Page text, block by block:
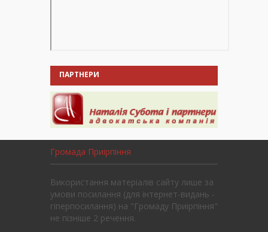
ПАРТНЕРИ
Громада Приірпіння
Використання матеріалів сайту лише за
умови посилання (для інтернет-видань -
гіперпосилання) на "Громаду Приірпіння"
не пізніше 2 речення.